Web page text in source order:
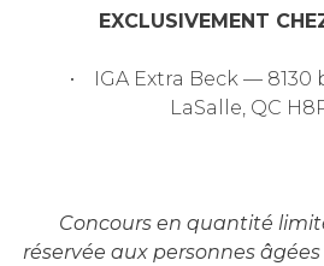
EXCLUSIVEMENT
• IGA Extra Beck — 8130
LaSalle, QC
Concours en quantité
réservée aux personnes âgées